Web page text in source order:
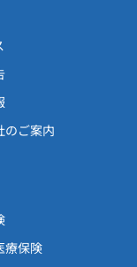
のご案内
療保険